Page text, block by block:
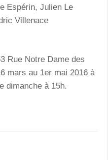
Espérin, Julien Le
Villenace
Rue Notre Dame des
mars au 1er mai 2016 à
dimanche à 15h.